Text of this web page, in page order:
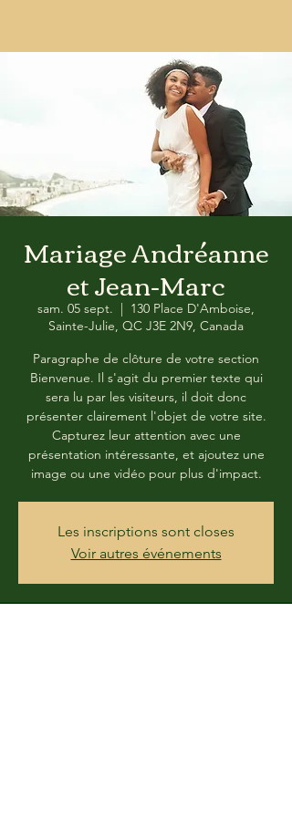
Mariage Andréanne
et Jean-Marc
sam. 05 sept.
  |
130 Place D'Amboise,
Sainte-Julie, QC J3E 2N9, Canada
Paragraphe de clôture de votre section
Bienvenue. Il s'agit du premier texte qui
sera lu par les visiteurs, il doit donc
présenter clairement l'objet de votre site.
Capturez leur attention avec une
présentation intéressante, et ajoutez une
image ou une vidéo pour plus d'impact.
Les inscriptions sont closes
Voir autres événements